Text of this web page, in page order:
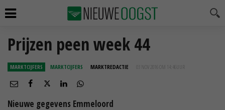
Prijzen peen week 44
MARKTCIJFERS MARKTCIJFERS MARKTREDACTIE 03 NOV 2016 OM 14:46
Nieuwe gegevens Emmeloord